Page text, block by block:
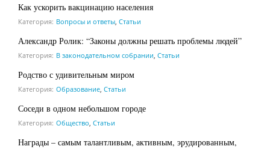
Как ускорить вакцинацию населения
Категория: Вопросы и ответы Статьи
Александр Ролик: “Законы должны решать проблемы людей”
Категория: В законодательном собрании Статьи
Родство с удивительным миром
Категория: Образование Статьи
Соседи в одном небольшом городе
Категория: Общество Статьи
Награды – самым талантливым, активным, эрудированным,